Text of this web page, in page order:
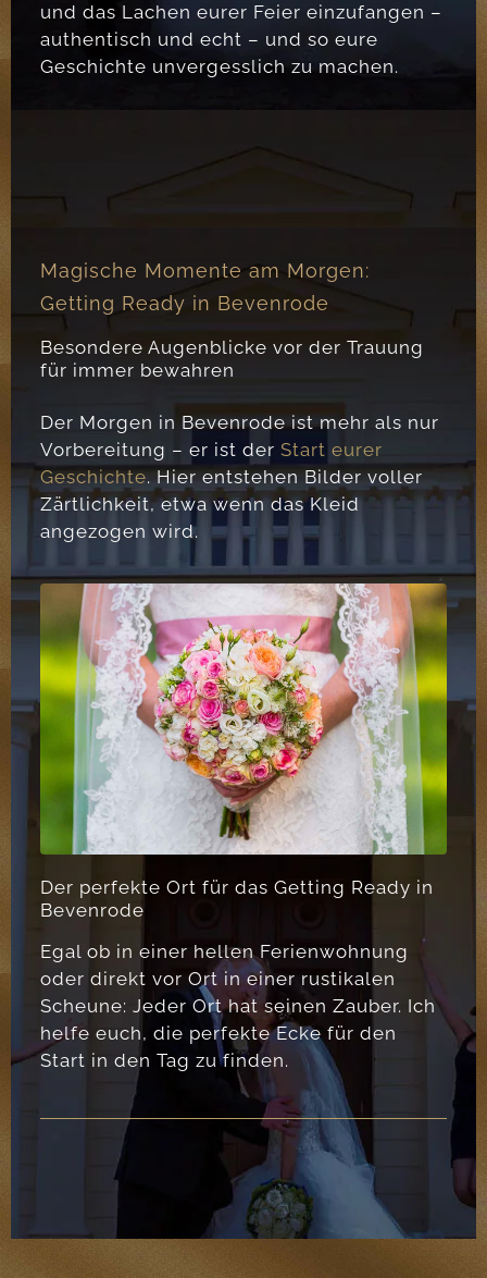
und das Lachen eurer Feier einzufangen –
authentisch und echt – und so eure
Geschichte unvergesslich zu machen.
Magische Momente am Morgen:
Getting Ready in Bevenrode
Besondere Augenblicke vor der Trauung
für immer bewahren
Der Morgen in Bevenrode ist mehr als nur
Vorbereitung – er ist der Start eurer
Geschichte. Hier entstehen Bilder voller
Zärtlichkeit, etwa wenn das Kleid
angezogen wird.
Der perfekte Ort für das Getting Ready in
Bevenrode
Egal ob in einer hellen Ferienwohnung
oder direkt vor Ort in einer rustikalen
Scheune: Jeder Ort hat seinen Zauber. Ich
helfe euch, die perfekte Ecke für den
Start in den Tag zu finden.